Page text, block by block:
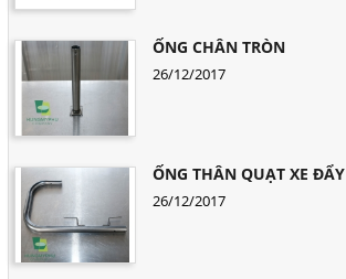
ỐNG CHÂN TRÒN
26/12/2017
ỐNG THÂN QUẠT XE ĐẨY
26/12/2017